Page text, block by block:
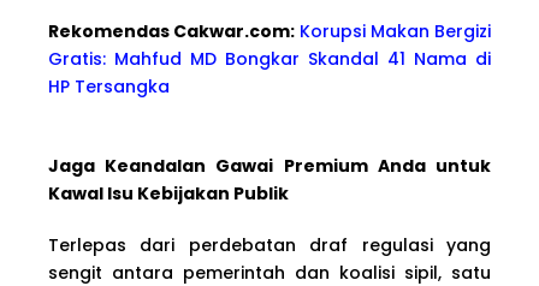
Rekomendas Cakwar.com: Korupsi Makan Bergizi
Gratis: Mahfud MD Bongkar Skandal 41 Nama di
HP Tersangka
Jaga Keandalan Gawai Premium Anda untuk
Kawal Isu Kebijakan Publik
Terlepas dari perdebatan draf regulasi yang
sengit antara pemerintah dan koalisi sipil, satu